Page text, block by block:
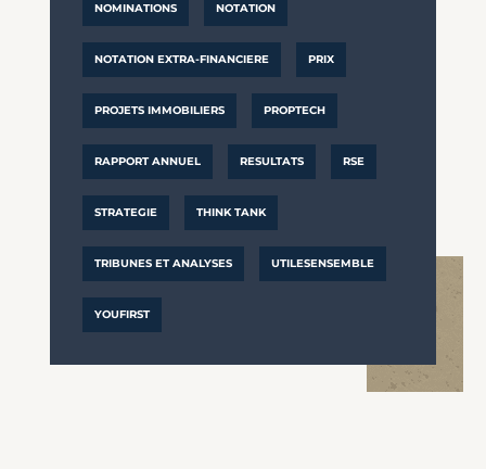
NOMINATIONS NOTATION
NOTATION EXTRA-FINANCIERE PRIX
PROJETS IMMOBILIERS PROPTECH
RAPPORT ANNUEL RESULTATS RSE
STRATEGIE THINK TANK
TRIBUNES ET ANALYSES UTILESENSEMBLE
YOUFIRST